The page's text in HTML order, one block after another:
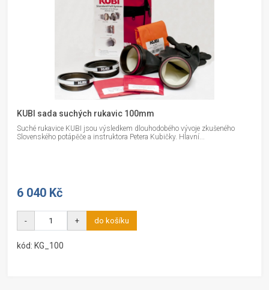
KUBI sada suchých rukavic 100mm
Suché rukavice KUBI jsou výsledkem dlouhodobého vývoje zkušeného
Slovenského potápěče a instruktora Petera Kubičky. Hlavní...
6 040 Kč
- + do košíku
kód: KG_100